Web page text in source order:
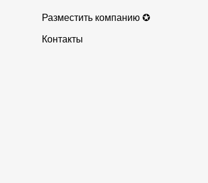
Разместить компанию ✪
Контакты